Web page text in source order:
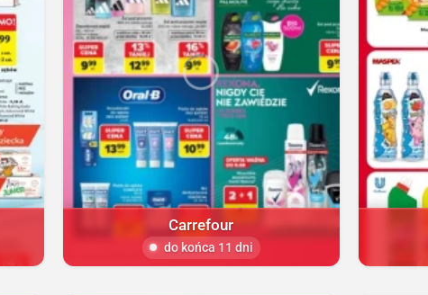
Carrefour
do końca 11 dni